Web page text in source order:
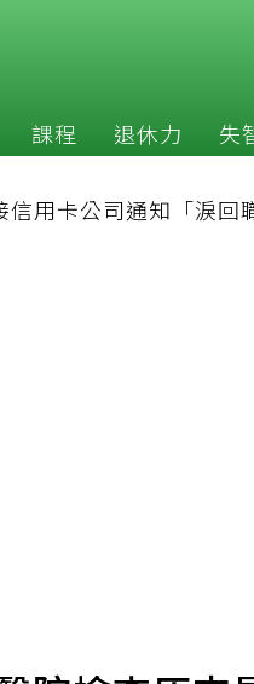
課程 退休力 失
用卡公司通知「淚回